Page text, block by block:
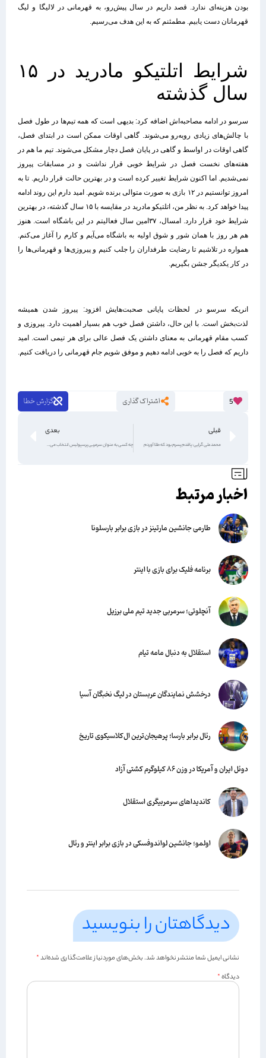
بودن هزینه‌ای ندارد. قصد داریم در سال پیش‌رو، به قهرمانی در لالیگا و لیگ
قهرمانان دست یابیم. مطمئنم که به این هدف می‌رسیم.
شرایط اتلتیکو مادرید در ۱۵
سال گذشته
سرسو در ادامه مصاحبه‌اش اضافه کرد: بدیهی است که همه تیم‌ها در طول فصل
با چالش‌های زیادی روبه‌رو می‌شوند. گاهی اوقات ممکن است در ابتدای فصل،
گاهی اوقات در اواسط و گاهی در پایان فصل دچار مشکل می‌شوند. تیم ما هم در
هفته‌های نخست فصل در شرایط خوبی قرار نداشت و در مسابقات پیروز
نمی‌شدیم. اما اکنون شرایط تغییر کرده است و در بهترین حالت قرار داریم. تا به
امروز توانستیم در ۱۲ بازی به صورت متوالی برنده شویم. امید دارم این روند ادامه
پیدا خواهد کرد. به نظر من، اتلتیکو مادرید در مقایسه با ۱۵ سال گذشته، در بهترین
شرایط خود قرار دارد. امسال، ۳۷‌امین سال فعالیتم در این باشگاه است. هنوز
هم هر روز با همان شور و شوق اولیه به باشگاه می‌آیم و کارم را آغاز می‌کنم.
همواره در تلاشیم تا رضایت طرفداران را جلب کنیم و پیروزی‌ها و قهرمانی‌ها را
در کار یکدیگر جشن بگیریم.
انریکه سرسو در لحظات پایانی صحبت‌هایش افزود: پیروز شدن همیشه
لذت‌بخش است. با این حال، داشتن فصل خوب هم بسیار اهمیت دارد. پیروزی و
کسب مقام قهرمانی به معنای داشتن یک فصل عالی برای هر تیمی است. امید
داریم که فصل را به خوبی ادامه دهیم و موفق شویم جام قهرمانی را دریافت کنیم.
5 اشتراک گذاری گزارش خطا
قبلی
محمدعلی گرایی: پاقدم پسرم بود که طلا آوردم
بعدی
چه کسی به عنوان سرمربی پرسپولیس انتخاب می‌شود؟
اخبار مرتبط
طارمی جانشین مارتینز در بازی برابر بارسلونا
برنامه فلیک برای بازی با اینتر
آنچلوتی؛ سرمربی جدید تیم ملی برزیل
استقلال به دنبال مامه تیام
درخشش نمایندگان عربستان در لیگ نخبگان آسیا
رئال برابر بارسا؛ پرهیجان‌‌ترین ال‌کلاسیکوی تاریخ
دوئل ایران و آمریکا در وزن ۸۶ کیلوگرم کشتی آزاد
کاندیداهای سرمربیگری استقلال
اولمو؛ جانشین لواندوفسکی در بازی برابر اینتر و رئال
دیدگاهتان را بنویسید
نشانی ایمیل شما منتشر نخواهد شد.بخش‌های موردنیاز علامت‌گذاری شده‌اند*
دیدگاه*